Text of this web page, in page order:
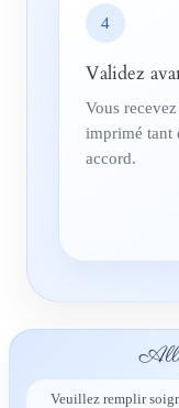
4
Validez
Vous
imprimé tant
accord.
Veuillez remplir